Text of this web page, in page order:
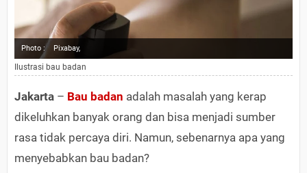
Photo : Pixabay,
Ilustrasi bau badan
Jakarta – Bau badan adalah masalah yang kerap
dikeluhkan banyak orang dan bisa menjadi sumber
rasa tidak percaya diri. Namun, sebenarnya apa yang
menyebabkan bau badan?